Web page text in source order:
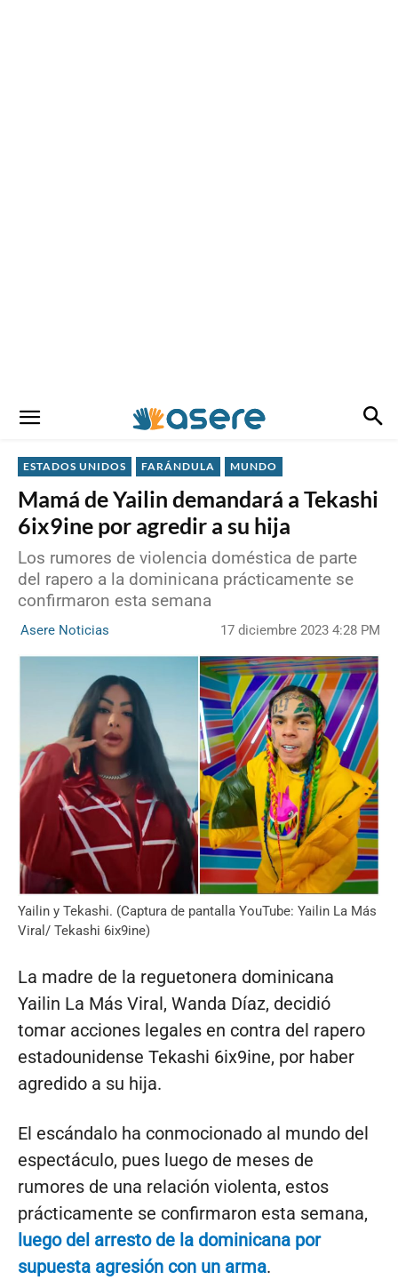
ESTADOS UNIDOS FARÁNDULA MUNDO
Mamá de Yailin demandará a Tekashi
6ix9ine por agredir a su hija
Los rumores de violencia doméstica de parte
del rapero a la dominicana prácticamente se
confirmaron esta semana
Asere Noticias 17 diciembre 2023 4:28 PM
Yailin y Tekashi. (Captura de pantalla YouTube: Yailin La Más
Viral/ Tekashi 6ix9ine)
La madre de la reguetonera dominicana
Yailin La Más Viral, Wanda Díaz, decidió
tomar acciones legales en contra del rapero
estadounidense Tekashi 6ix9ine, por haber
agredido a su hija.
El escándalo ha conmocionado al mundo del
espectáculo, pues luego de meses de
rumores de una relación violenta, estos
prácticamente se confirmaron esta semana,
luego del arresto de la dominicana por
supuesta agresión con un arma.